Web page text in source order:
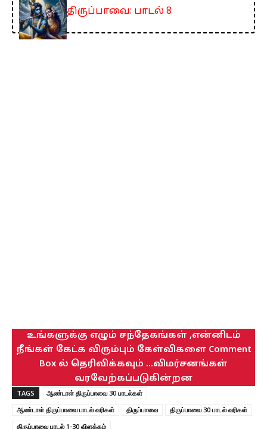
திருப்பாவை: பாடல் 8
உங்களுக்கு எழும் சந்தேகங்கள் ,என்னிடம்
நீங்கள் கேட்க விரும்பும் கேள்விகளை Comment
Box ல் தெரிவிக்கவும் ...விமர்சனங்கள்
வரவேற்கப்படுகின்றன
TAGS
ஆண்டாள் திருப்பாவை 30 பாடல்கள்
ஆண்டாள் திருப்பாவை பாடல் வரிகள்
திருப்பாவை
திருப்பாவை 30 பாடல் வரிகள்
திருப்பாவை பாடல் 1-30 விளக்கம்